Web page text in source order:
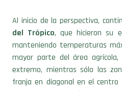
Al inicio de la perspectiva,
del Trópico, que hicieron su
manteniendo temperaturas
mayor parte del área
extremo, mientras sólo las
franja en diagonal en el